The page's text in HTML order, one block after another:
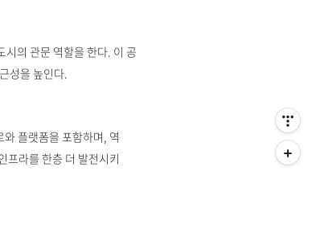
의 관문 역할을 한다. 이 공
성을 높인다.
플랫폼을 포함하며, 역
프라를 한층 더 발전시키